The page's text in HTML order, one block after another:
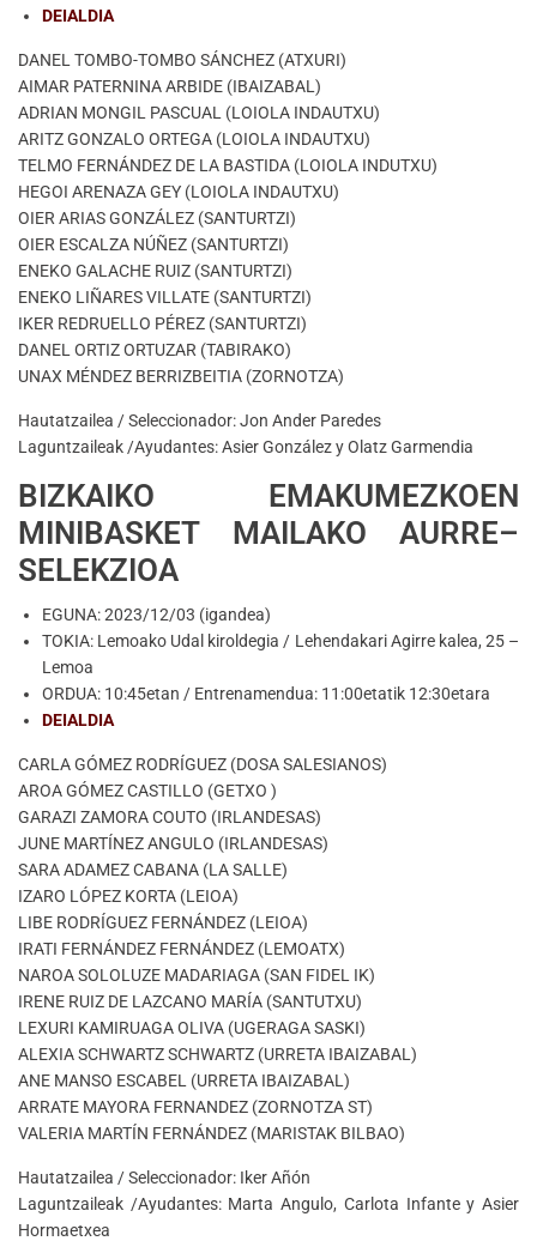
DEIALDIA
DANEL TOMBO-TOMBO SÁNCHEZ (ATXURI)
AIMAR PATERNINA ARBIDE (IBAIZABAL)
ADRIAN MONGIL PASCUAL (LOIOLA INDAUTXU)
ARITZ GONZALO ORTEGA (LOIOLA INDAUTXU)
TELMO FERNÁNDEZ DE LA BASTIDA (LOIOLA INDUTXU)
HEGOI ARENAZA GEY (LOIOLA INDAUTXU)
OIER ARIAS GONZÁLEZ (SANTURTZI)
OIER ESCALZA NÚÑEZ (SANTURTZI)
ENEKO GALACHE RUIZ (SANTURTZI)
ENEKO LIÑARES VILLATE (SANTURTZI)
IKER REDRUELLO PÉREZ (SANTURTZI)
DANEL ORTIZ ORTUZAR (TABIRAKO)
UNAX MÉNDEZ BERRIZBEITIA (ZORNOTZA)
Hautatzailea / Seleccionador: Jon Ander Paredes
Laguntzaileak /Ayudantes: Asier González y Olatz Garmendia
BIZKAIKO EMAKUMEZKOEN
MINIBASKET MAILAKO AURRE–
SELEKZIOA
EGUNA: 2023/12/03 (igandea)
TOKIA: Lemoako Udal kiroldegia / Lehendakari Agirre kalea, 25 –
Lemoa
ORDUA: 10:45etan / Entrenamendua: 11:00etatik 12:30etara
DEIALDIA
CARLA GÓMEZ RODRÍGUEZ (DOSA SALESIANOS)
AROA GÓMEZ CASTILLO (GETXO )
GARAZI ZAMORA COUTO (IRLANDESAS)
JUNE MARTÍNEZ ANGULO (IRLANDESAS)
SARA ADAMEZ CABANA (LA SALLE)
IZARO LÓPEZ KORTA (LEIOA)
LIBE RODRÍGUEZ FERNÁNDEZ (LEIOA)
IRATI FERNÁNDEZ FERNÁNDEZ (LEMOATX)
NAROA SOLOLUZE MADARIAGA (SAN FIDEL IK)
IRENE RUIZ DE LAZCANO MARÍA (SANTUTXU)
LEXURI KAMIRUAGA OLIVA (UGERAGA SASKI)
ALEXIA SCHWARTZ SCHWARTZ (URRETA IBAIZABAL)
ANE MANSO ESCABEL (URRETA IBAIZABAL)
ARRATE MAYORA FERNANDEZ (ZORNOTZA ST)
VALERIA MARTÍN FERNÁNDEZ (MARISTAK BILBAO)
Hautatzailea / Seleccionador: Iker Añón
Laguntzaileak /Ayudantes: Marta Angulo, Carlota Infante y Asier
Hormaetxea